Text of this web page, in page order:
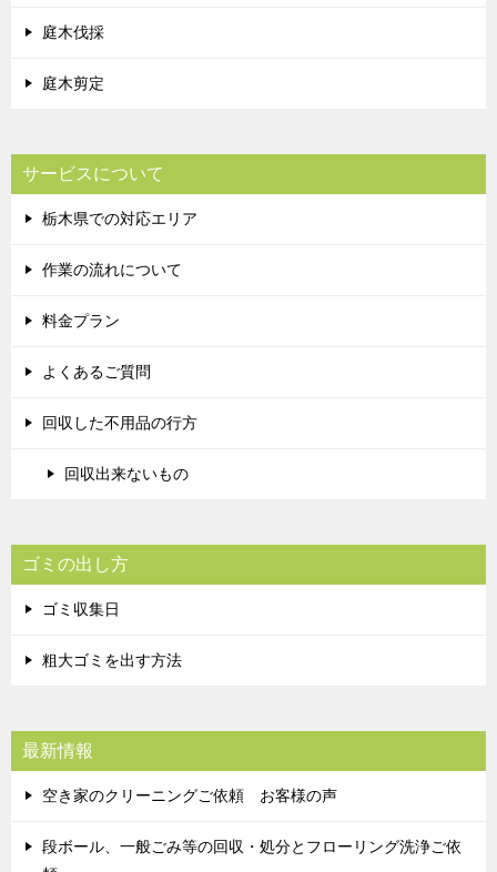
庭木伐採
庭木剪定
サービスについて
栃木県での対応エリア
作業の流れについて
料金プラン
よくあるご質問
回収した不用品の行方
回収出来ないもの
ゴミの出し方
ゴミ収集日
粗大ゴミを出す方法
最新情報
空き家のクリーニングご依頼 お客様の声
段ボール、一般ごみ等の回収・処分とフローリング洗浄ご依